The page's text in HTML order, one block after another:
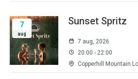
7
aug
Sunset Spritz
7 aug, 2026
20:00 - 22:00
Copperhill Mountain